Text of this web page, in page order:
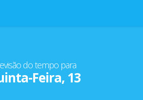
do tempo para
Feira, 13